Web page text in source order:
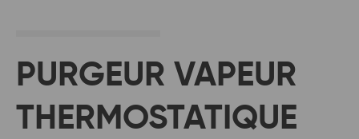
PURGEUR VAPEUR
THERMOSTATIQUE